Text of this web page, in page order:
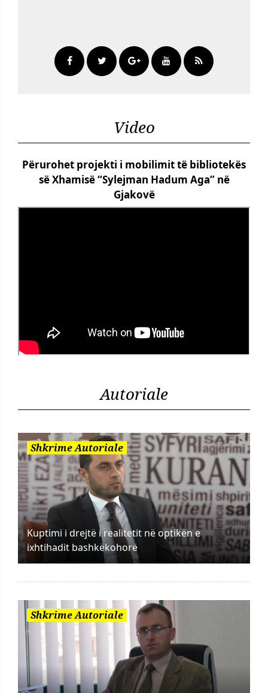
Video
Përurohet projekti i mobilimit të bibliotekës
së Xhamisë “Sylejman Hadum Aga” në
Gjakovë
Autoriale
Shkrime Autoriale
Kuptimi i drejtë i realitetit në optikën e
ixhtihadit bashkëkohorë
Shkrime Autoriale